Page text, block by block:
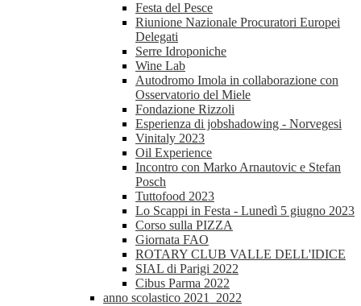
Festa del Pesce
Riunione Nazionale Procuratori Europei
Delegati
Serre Idroponiche
Wine Lab
Autodromo Imola in collaborazione con
Osservatorio del Miele
Fondazione Rizzoli
Esperienza di jobshadowing - Norvegesi
Vinitaly 2023
Oil Experience
Incontro con Marko Arnautovic e Stefan
Posch
Tuttofood 2023
Lo Scappi in Festa - Lunedì 5 giugno 2023
Corso sulla PIZZA
Giornata FAO
ROTARY CLUB VALLE DELL'IDICE
SIAL di Parigi 2022
Cibus Parma 2022
anno scolastico 2021_2022